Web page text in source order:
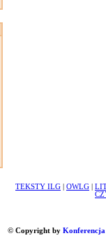
TEKSTY ILG OWLG
© Copyright by Konferencja